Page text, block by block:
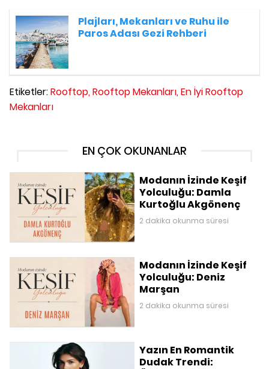
Plajları, Mekanları ve Ruhu ile
Paros Adası Gezi Rehberi
Etiketler:Rooftop,Rooftop Mekanları,En İyi Rooftop
Mekanları
EN ÇOK OKUNANLAR
Modanın İzinde Keşif
Yolculuğu: Damla
Kurtoğlu Akgönenç
2 dakika okunma süresi
Modanın İzinde Keşif
Yolculuğu: Deniz
Marşan
2 dakika okunma süresi
Yazın En Romantik
Dudak Trendi: